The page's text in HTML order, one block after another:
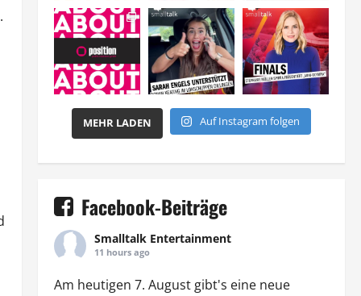
MEHR LADEN Auf Instagram folgen
Facebook-Beiträge
Smalltalk Entertainment
11 hours ago
Am heutigen 7. August gibt's eine neue